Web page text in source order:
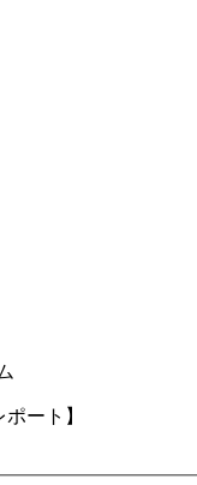
ート】